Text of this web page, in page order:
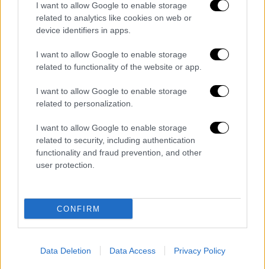
I want to allow Google to enable storage
related to analytics like cookies on web or
device identifiers in apps.
I want to allow Google to enable storage
related to functionality of the website or app.
I want to allow Google to enable storage
related to personalization.
I want to allow Google to enable storage
related to security, including authentication
functionality and fraud prevention, and other
user protection.
CONFIRM
Data Deletion Data Access Privacy Policy
ΟΛΕΣ ΟΙ ΕΙΔΗΣΕΙΣ
Πρώην σταθμάρχης Βόλου: Πριν 3-4
χρόνια λειτουργούσε η τηλεδιοίκηση
υπάρχει πλέον προσωπικό
Η τελευταία φωτογραφία από το τρίτο
και ένα από τα μοιραία βαγόνια -
Τραβήχτηκε λίγο πριν το δυστύχημα
Απίστευτες εικόνες: Σηκώνεται η μπάρα
για να περάσει το... τρένο σε
Φλώρινας
Η απόλυτη διαστροφή: Ποιοι ήταν
εκείνοι που παρακολουθούσαν
συγκρούσεις τρένων και το